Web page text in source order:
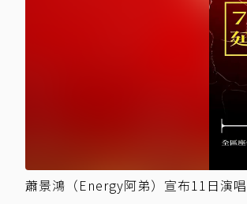
蕭景鴻（Energy阿弟）宣布11日演